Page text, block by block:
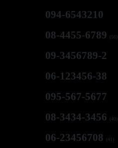
094-6543210
08-4455-6789 (56)
09-3456789-2
06-123456-38
095-567-5677
08-3434-3456 (40)
06-23456708 (41)